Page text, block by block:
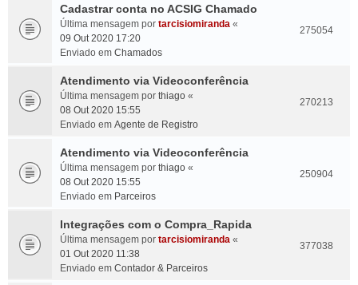
Cadastrar conta no ACSIG Chamado
Última mensagem por tarcisiomiranda «
09 Out 2020 17:20
Enviado em Chamados
275054
Atendimento via Videoconferência
Última mensagem por thiago «
08 Out 2020 15:55
Enviado em Agente de Registro
270213
Atendimento via Videoconferência
Última mensagem por thiago «
08 Out 2020 15:55
Enviado em Parceiros
250904
Integrações com o Compra_Rapida
Última mensagem por tarcisiomiranda «
01 Out 2020 11:38
Enviado em Contador & Parceiros
377038